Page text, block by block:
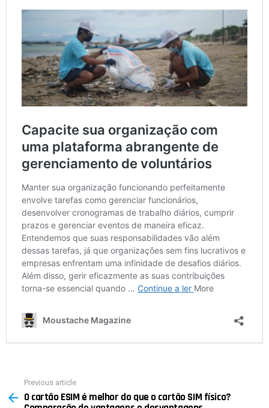
more
Previous article
O cartão ESIM é melhor do que o cartão SIM físico?